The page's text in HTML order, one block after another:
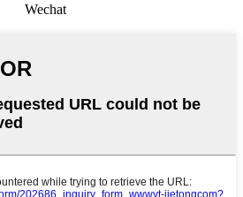
Wechat